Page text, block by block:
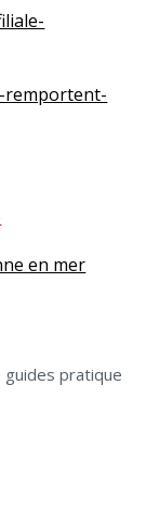
remportent-
en mer
guides pratique